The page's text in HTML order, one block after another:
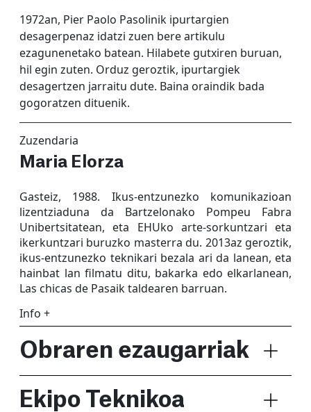
1972an, Pier Paolo Pasolinik ipurtargien
desagerpenaz idatzi zuen bere artikulu
ezagunenetako batean. Hilabete gutxiren buruan,
hil egin zuten. Orduz geroztik, ipurtargiek
desagertzen jarraitu dute. Baina oraindik bada
gogoratzen dituenik.
Zuzendaria
Maria Elorza
Gasteiz, 1988. Ikus-entzunezko komunikazioan
lizentziaduna da Bartzelonako Pompeu Fabra
Unibertsitatean, eta EHUko arte-sorkuntzari eta
ikerkuntzari buruzko masterra du. 2013az geroztik,
ikus-entzunezko teknikari bezala ari da lanean, eta
hainbat lan filmatu ditu, bakarka edo elkarlanean,
Las chicas de Pasaik taldearen barruan.
Info +
Obraren ezaugarriak
Ekipo Teknikoa